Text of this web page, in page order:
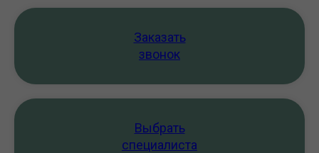
Заказать
звонок
Выбрать
специалиста